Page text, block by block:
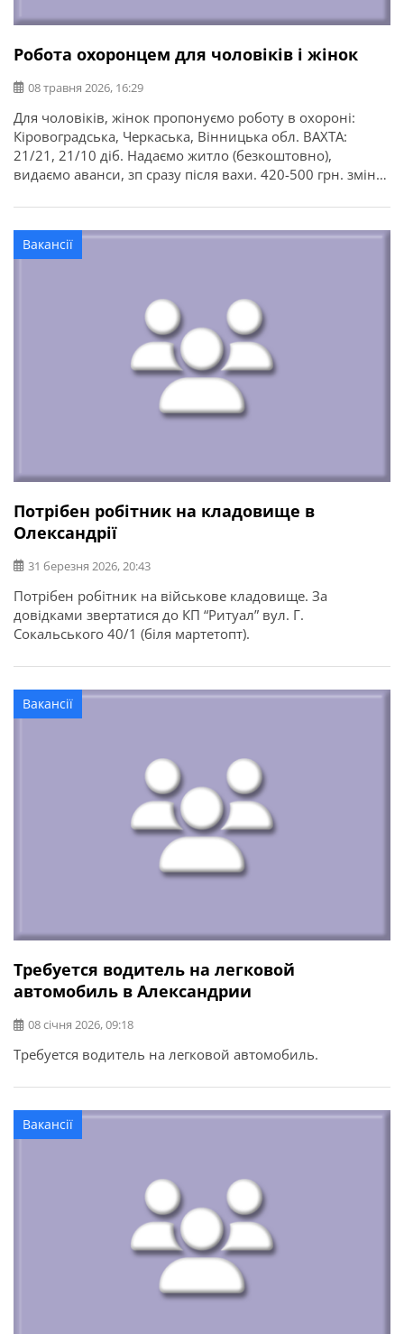
Робота охоронцем для чоловіків і жінок
08 травня 2026, 16:29
Для чоловіків, жінок пропонуємо роботу в охороні:
Кіровоградська, Черкаська, Вінницька обл. ВАХТА:
21/21, 21/10 діб. Надаємо житло (безкоштовно),
видаємо аванси, зп сразу після вахи. 420-500 грн. зміна
19:00 пн-пт.
Вакансії
Потрібен робітник на кладовище в
Олександрії
31 березня 2026, 20:43
Потрібен робітник на військове кладовище. За
довідками звертатися до КП “Ритуал” вул. Г.
Сокальського 40/1 (біля мартетопт).
Вакансії
Требуется водитель на легковой
автомобиль в Александрии
08 січня 2026, 09:18
Требуется водитель на легковой автомобиль.
Вакансії